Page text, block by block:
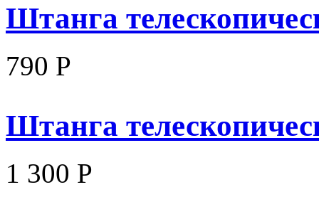
Штанга
790 Р
Штанга
1 300 Р